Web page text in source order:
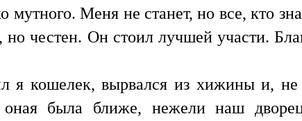
Меня не станет, но все, кто
честен. Он стоил лучшей участи.
я кошелек, вырвался из хижины и, не
была ближе, нежели наш